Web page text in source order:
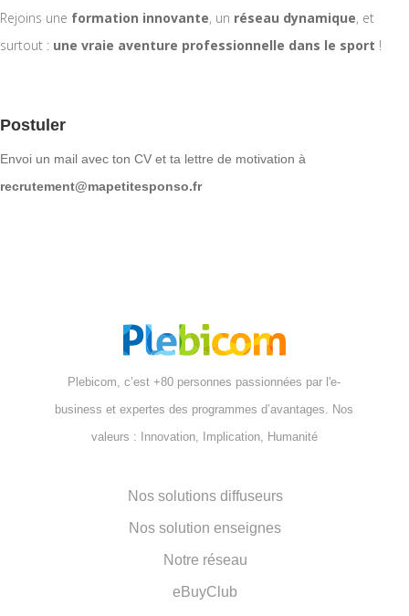
Rejoins une formation innovante, un réseau dynamique, et
surtout : une vraie aventure professionnelle dans le sport !
Postuler
Envoi un mail avec ton CV et ta lettre de motivation à
recrutement@mapetitesponso.fr
Plebicom, c’est +80 personnes passionnées par l'e-
business et expertes des programmes d’avantages. Nos
valeurs : Innovation, Implication, Humanité
Nos solutions diffuseurs
Nos solution enseignes
Notre réseau
eBuyClub